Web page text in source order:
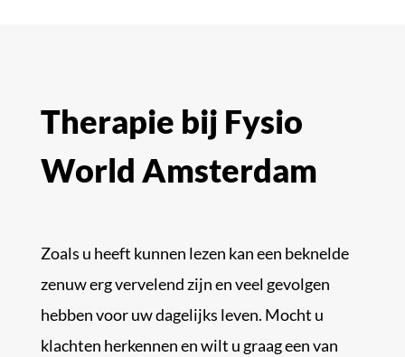
Therapie bij Fysio
World Amsterdam
Zoals u heeft kunnen lezen kan een beknelde
zenuw erg vervelend zijn en veel gevolgen
hebben voor uw dagelijks leven. Mocht u
klachten herkennen en wilt u graag een van